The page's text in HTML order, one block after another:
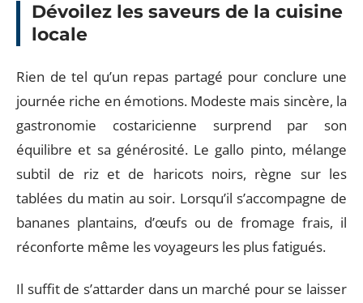
Dévoilez les saveurs de la cuisine
locale
Rien de tel qu’un repas partagé pour conclure une
journée riche en émotions. Modeste mais sincère, la
gastronomie costaricienne surprend par son
équilibre et sa générosité. Le gallo pinto, mélange
subtil de riz et de haricots noirs, règne sur les
tablées du matin au soir. Lorsqu’il s’accompagne de
bananes plantains, d’œufs ou de fromage frais, il
réconforte même les voyageurs les plus fatigués.
Il suffit de s’attarder dans un marché pour se laisser